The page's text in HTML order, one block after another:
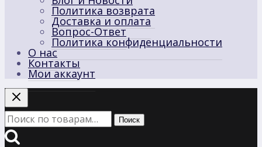
Политика возврата
Доставка и оплата
Вопрос-Ответ
Политика конфиденциальности
О нас
Контакты
Мои аккаунт
Искать: Поиск